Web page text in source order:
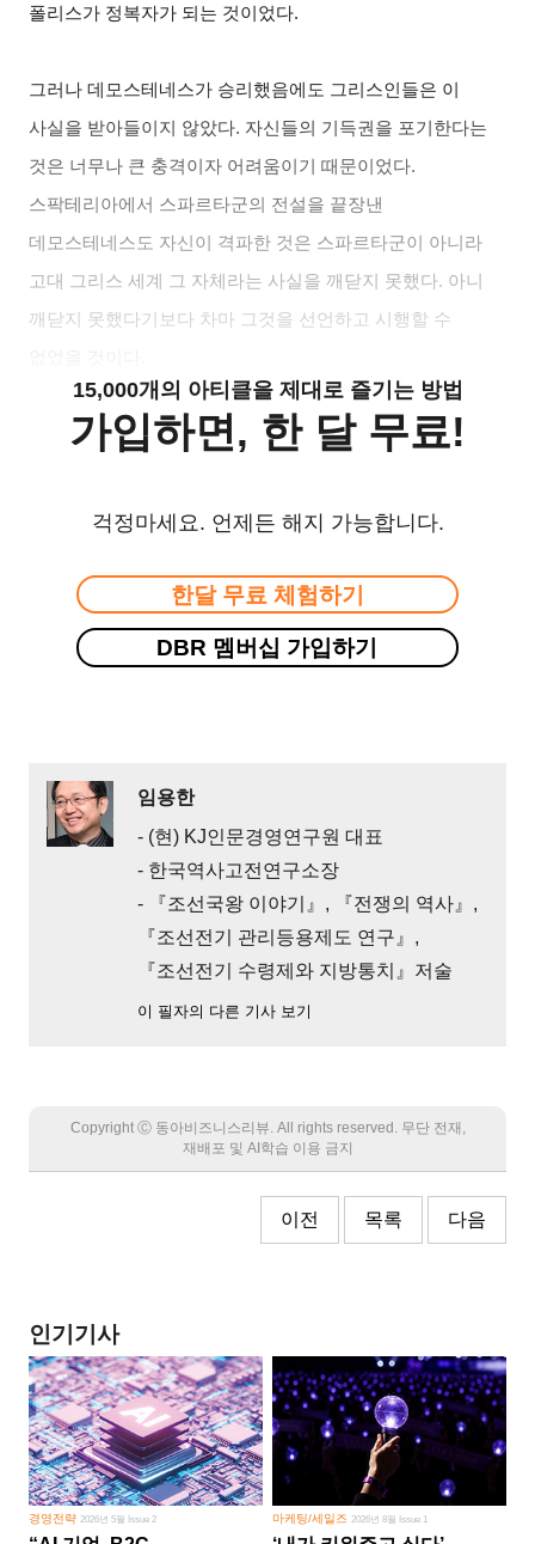
폴리스가 정복자가 되는 것이었다.
그러나 데모스테네스가 승리했음에도 그리스인들은 이
사실을 받아들이지 않았다. 자신들의 기득권을 포기한다는
것은 너무나 큰 충격이자 어려움이기 때문이었다.
스팍테리아에서 스파르타군의 전설을 끝장낸
데모스테네스도 자신이 격파한 것은 스파르타군이 아니라
고대 그리스 세계 그 자체라는 사실을 깨닫지 못했다. 아니
깨닫지 못했다기보다 차마 그것을 선언하고 시행할 수
15,000개의 아티클을 제대로 즐기는 방법
가입하면, 한 달 무료!
걱정마세요. 언제든 해지 가능합니다.
한달 무료 체험하기
DBR 멤버십 가입하기
임용한
- (현) KJ인문경영연구원 대표
- 한국역사고전연구소장
- 『조선국왕 이야기』, 『전쟁의 역사』,
『조선전기 관리등용제도 연구』,
『조선전기 수령제와 지방통치』저술
이 필자의 다른 기사 보기
Copyright Ⓒ 동아비즈니스리뷰. All rights reserved. 무단 전재,
재배포 및 AI학습 이용 금지
이전 목록 다음
인기기사
경영전략 2026년 5월 Issue 2 마케팅/세일즈 2026년 8월 Issue 1